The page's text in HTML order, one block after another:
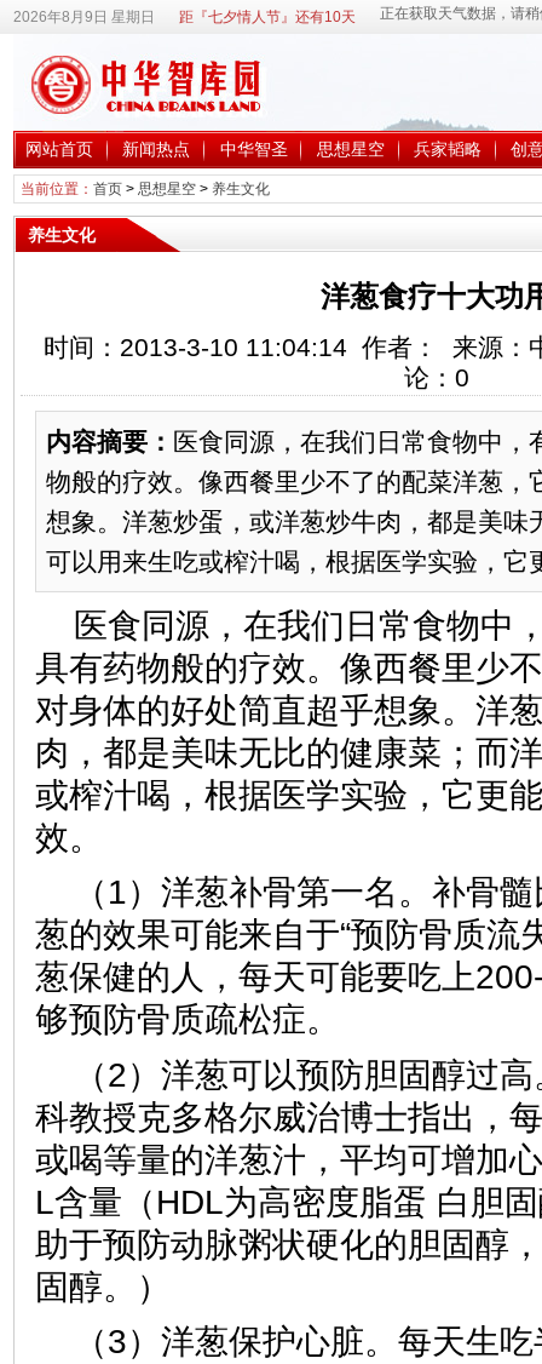
2026年8月9日 星期日 距『七夕情人节』还有10天
网站首页 新闻热点 中华智圣 思想星空 兵家韬略 创
当前位置： 首页> 思想星空> 养生文化
养生文化
洋葱食疗十大功
时间：2013-3-10 11:04:14 作者： 来源：
论： 0
内容摘要： 医食同源，在我们日常食物中，
物般的疗效。像西餐里少不了的配菜洋葱，
想象。洋葱炒蛋，或洋葱炒牛肉，都是美味
可以用来生吃或榨汁喝，根据医学实验，它
医食同源，在我们日常食物中
具有药物般的疗效。像西餐里少
对身体的好处简直超乎想象。洋
肉，都是美味无比的健康菜；而
或榨汁喝，根据医学实验，它更
效。
（1）洋葱补骨第一名。补骨
葱的效果可能来自于“预防骨质流
葱保健的人，每天可能要吃上
够预防骨质疏松症。
（2）洋葱可以预防胆固醇过
科教授克多格尔威治博士指出，
或喝等量的洋葱汁，平均可增加
L含量（HDL为高密度脂蛋 白胆
助于预防动脉粥状硬化的胆固醇
固醇。）
（3）洋葱保护心脏。每天生